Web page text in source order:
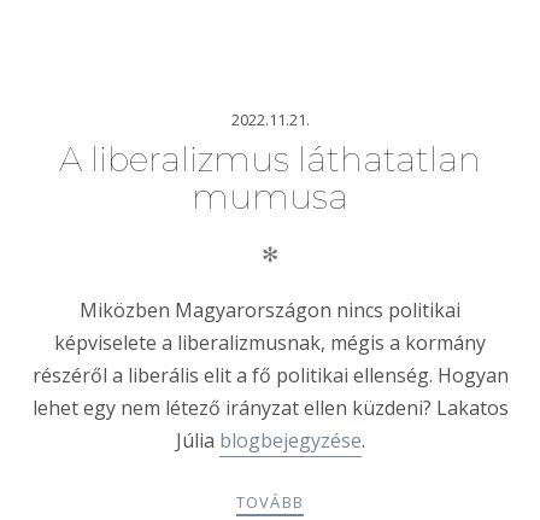
2022.11.21.
A liberalizmus láthatatlan
mumusa
✻
Miközben Magyarországon nincs politikai
képviselete a liberalizmusnak, mégis a kormány
részéről a liberális elit a fő politikai ellenség. Hogyan
lehet egy nem létező irányzat ellen küzdeni? Lakatos
Júlia blogbejegyzése.
TOVÁBB